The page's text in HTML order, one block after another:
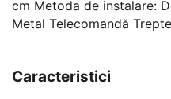
cm Metoda de instalare:
Metal Telecomandă
Caracteristici